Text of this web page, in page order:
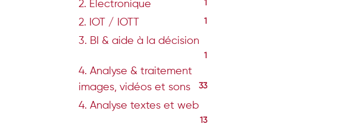
2. Electronique 1
2. IOT / IOTT 1
3. BI & aide à la décision
1
4. Analyse & traitement
images, vidéos et sons
33
4. Analyse textes et web
13